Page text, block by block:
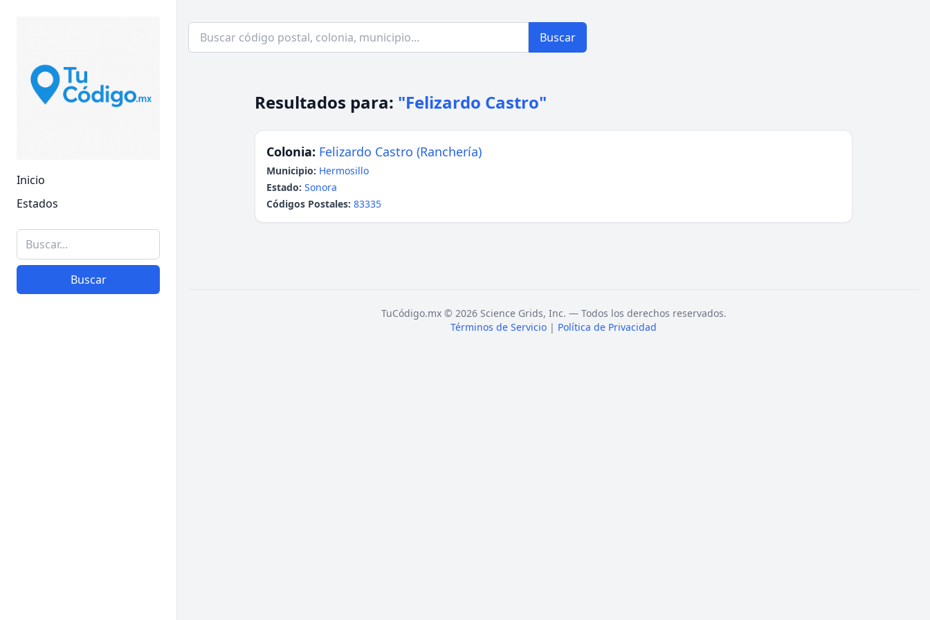
Inicio
Estados
Buscar
Buscar
Resultados para: "Felizardo Castro"
Colonia: Felizardo Castro (Ranchería)
Municipio: Hermosillo
Estado: Sonora
Códigos Postales: 83335
TuCódigo.mx © 2026 Science Grids, Inc. — Todos los derechos reservados.
Términos de Servicio | Política de Privacidad